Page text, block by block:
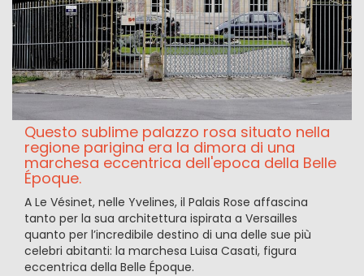
Questo sublime palazzo rosa situato nella
regione parigina era la dimora di una
marchesa eccentrica dell'epoca della Belle
Époque.
A Le Vésinet, nelle Yvelines, il Palais Rose affascina
tanto per la sua architettura ispirata a Versailles
quanto per l’incredibile destino di una delle sue più
celebri abitanti: la marchesa Luisa Casati, figura
eccentrica della Belle Époque.